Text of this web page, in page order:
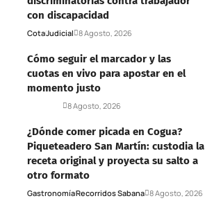
con discapacidad
CotaJudicial 8 Agosto, 2026
Cómo seguir el marcador y las
cuotas en vivo para apostar en el
momento justo
8 Agosto, 2026
¿Dónde comer picada en Cogua?
Piqueteadero San Martín: custodia la
receta original y proyecta su salto a
otro formato
GastronomíaRecorridos Sabana 8 Agosto, 2026